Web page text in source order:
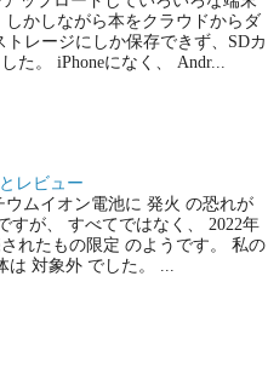
かしながら本をクラウドからダ
レージにしか保存できず、SDカ
た。 iPhoneになく、 Andr...
レビュー
ムイオン電池に 発火 の恐れが
すが、 すべてではなく、 2022年
れたもの限定 のようです。 私の
対象外 でした。 ...